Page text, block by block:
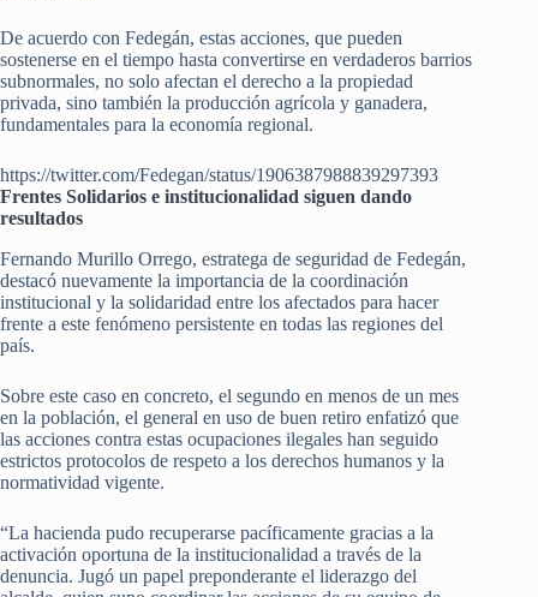
De acuerdo con Fedegán, estas acciones, que pueden
sostenerse en el tiempo hasta convertirse en verdaderos barrios
subnormales, no solo afectan el derecho a la propiedad
privada, sino también la producción agrícola y ganadera,
fundamentales para la economía regional.
https://twitter.com/Fedegan/status/1906387988839297393
Frentes Solidarios e institucionalidad siguen dando
resultados
Fernando Murillo Orrego, estratega de seguridad de Fedegán,
destacó nuevamente la importancia de la coordinación
institucional y la solidaridad entre los afectados para hacer
frente a este fenómeno persistente en todas las regiones del
país.
Sobre este caso en concreto, el segundo en menos de un mes
en la población, el general en uso de buen retiro enfatizó que
las acciones contra estas ocupaciones ilegales han seguido
estrictos protocolos de respeto a los derechos humanos y la
normatividad vigente.
“La hacienda pudo recuperarse pacíficamente gracias a la
activación oportuna de la institucionalidad a través de la
denuncia. Jugó un papel preponderante el liderazgo del